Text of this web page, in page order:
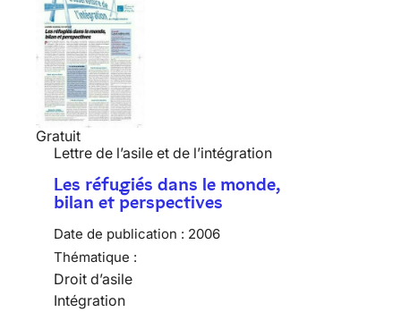
Gratuit
Lettre de l’asile et de l’intégration
Les réfugiés dans le monde,
bilan et perspectives
Date de publication : 2006
Thématique :
Droit d’asile
Intégration